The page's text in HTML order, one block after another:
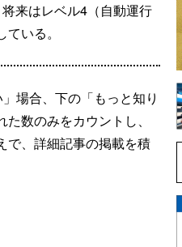
来はレベル4（自動運行
いる。
場合、下の「もっと知り
数のみをカウントし、
で、詳細記事の掲載を積